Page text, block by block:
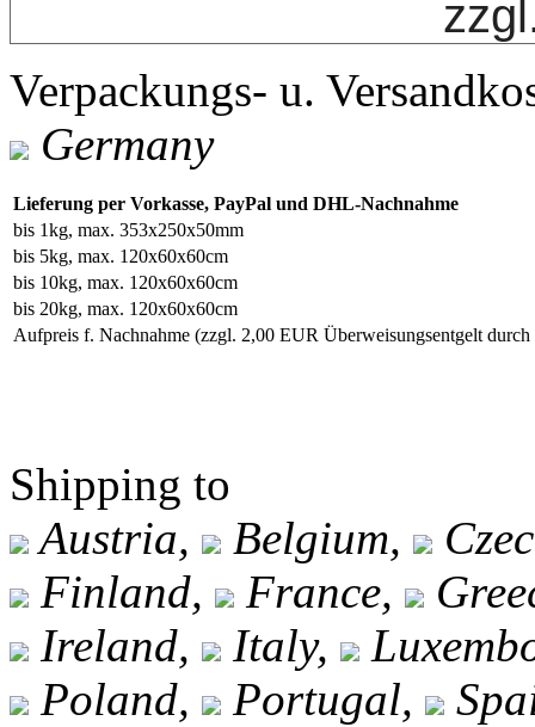
Verpackungs- u.
Germany
Lieferung per Vorkasse, PayPal und DHL-Nachnahme
bis 1kg, max. 353x250x50mm
bis 5kg, max. 120x60x60cm
bis 10kg, max. 120x60x60cm
bis 20kg, max. 120x60x60cm
Aufpreis f. Nachnahme (zzgl. 2,00 EUR Überweisungsentgelt
Shipping to
Austria,
Belgium,
Finland,
France,
Ireland,
Italy,
Poland,
Portugal,